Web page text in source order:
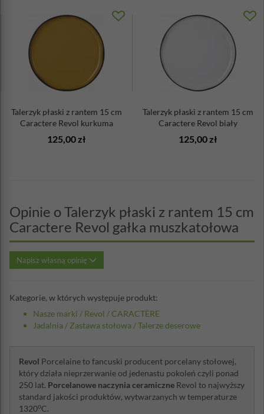
Talerzyk płaski z rantem 15 cm
Caractere Revol kurkuma
125,00 zł
Talerzyk płaski z rantem 15 cm
Caractere Revol biały
125,00 zł
Opinie o Talerzyk płaski z rantem 15 cm
Caractere Revol gałka muszkatołowa
Napisz własną opinię
Kategorie, w których występuje produkt:
Nasze marki / Revol /CARACTÈRE
Jadalnia / Zastawa stołowa /Talerze deserowe
Revol Porcelaine to fancuski producent porcelany stołowej,
który działa nieprzerwanie od jedenastu pokoleń czyli ponad
250 lat. Porcelanowe naczynia ceramiczne Revol to najwyższy
standard jakości produktów, wytwarzanych w temperaturze
1320oC.